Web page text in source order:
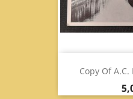
Copy Of